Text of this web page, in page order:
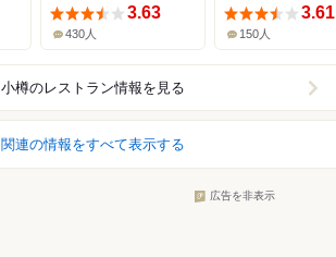
3.63
430人
3.61
150人
小樽のレストラン情報を見る
関連の情報をすべて表示する
広告を非表示